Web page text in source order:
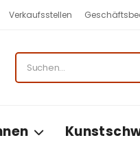
Verkaufsstellen